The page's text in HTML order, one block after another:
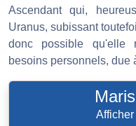
Ascendant qui,
Uranus, subissant
donc possible qu'elle
besoins personnels, due